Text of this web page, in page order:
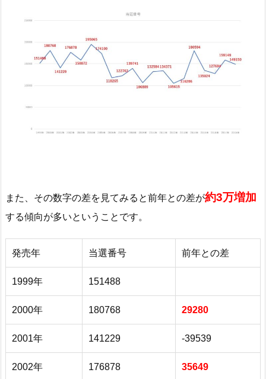
また、その数字の差を見てみると前年との差が約3万増加
する傾向が多いということです。
発売年 当選番号 前年との差
1999年 151488
2000年 180768 29280
2001年 141229 -39539
2002年 176878 35649